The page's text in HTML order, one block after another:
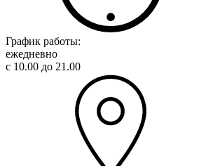
График работы:
ежедневно
с 10.00 до 21.00